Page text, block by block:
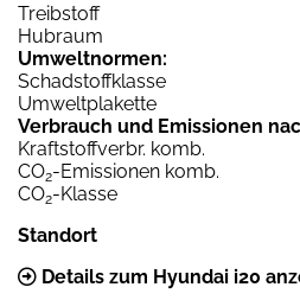
Treibstoff
Hubraum
Umweltnormen:
Schadstoffklasse
Umweltplakette
Verbrauch und Emissionen
Kraftstoffverbr. komb.
CO2-Emissionen komb.
CO2-Klasse
Standort
Details zum Hyundai i20